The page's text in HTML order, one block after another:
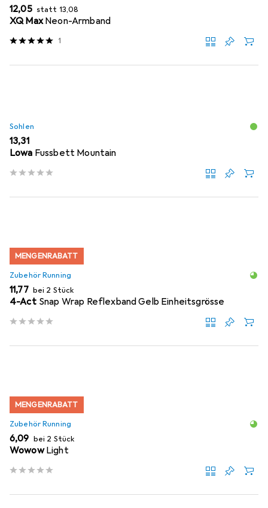
EUR
12,05 statt EUR
13,08
XQ Max Neon-Armband
1
Sohlen
EUR
13,31
Lowa Fussbett Mountain
MENGENRABATT
Zubehör Running
EUR
11,77 bei 2 Stück
4-Act Snap Wrap Reflexband Gelb Einheitsgrösse
MENGENRABATT
Zubehör Running
EUR
6,09 bei 2 Stück
Wowow Light